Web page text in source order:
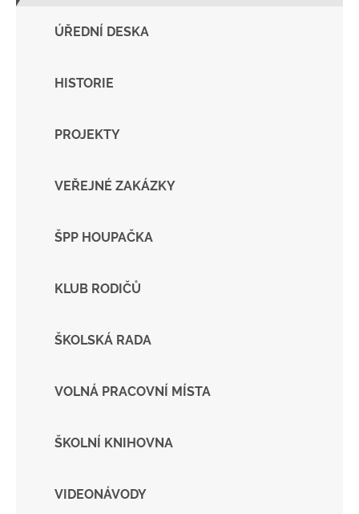
ÚŘEDNÍ DESKA
HISTORIE
PROJEKTY
VEŘEJNÉ ZAKÁZKY
ŠPP HOUPAČKA
KLUB RODIČŮ
ŠKOLSKÁ RADA
VOLNÁ PRACOVNÍ MÍSTA
ŠKOLNÍ KNIHOVNA
VIDEONÁVODY